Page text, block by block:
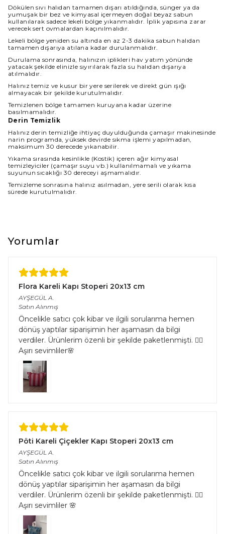
Dökülen sıvı halıdan tamamen dışarı atıldığında, sünger ya da
yumuşak bir bez ve kimyasal içermeyen doğal beyaz sabun
kullanılarak sadece lekeli bölge yıkanmalıdır. İplik yapısına zarar
verecek sert ovmalardan kaçınılmalıdır.
Lekeli bölge yeniden su altında en az 2-3 dakika sabun halıdan
tamamen dışarıya atılana kadar durulanmalıdır.
Durulama sonrasında, halınızın iplikleri hav yatım yönünde
yatacak şekilde elinizle sıyırılarak fazla su halıdan dışarıya
atılmalıdır.
Halınız temiz ve kusur bir yere serilerek ve direkt gün ışığı
almayacak bir şekilde kurutulmalıdır.
Temizlenen bölge tamamen kuruyana kadar üzerine
basılmamalıdır.
Derin Temizlik
Halınız derin temizliğe ihtiyaç duyulduğunda çamaşır makinesinde
narin programda, yüksek devirde sıkma işlemi yapılmadan,
maksimum 30 derecede yıkanabilir.
Yıkama sırasında kesinlikle (Kostik) içeren ağır kimyasal
temizleyiciler (çamaşır suyu vb.) kullanılmamalı ve yıkama
suyunun sıcaklığı 30 dereceyi aşmamalıdır.
Temizleme sonrasına halınız asılmadan, yere serili olarak kısa
sürede kurutulmalıdır.
Yorumlar
Flora Kareli Kapı Stoperi 20x13 cm
AYŞEGÜL A.
Satın Alınmış
Öncelikle satıcı çok kibar ve ilgili sorularıma hemen
dönüş yaptılar siparişimin her aşamasın da bilgi
verdiler. Ürünlerim özenli bir şekilde paketlenmişti. 👌🏻
Aşırı sevimliler🌸
Pöti Kareli Çiçekler Kapı Stoperi 20x13 cm
AYŞEGÜL A.
Satın Alınmış
Öncelikle satıcı çok kibar ve ilgili sorularıma hemen
dönüş yaptılar siparişimin her aşamasın da bilgi
verdiler. Ürünlerim özenli bir şekilde paketlenmişti. 👌🏻
Aşırı sevimliler 🌸